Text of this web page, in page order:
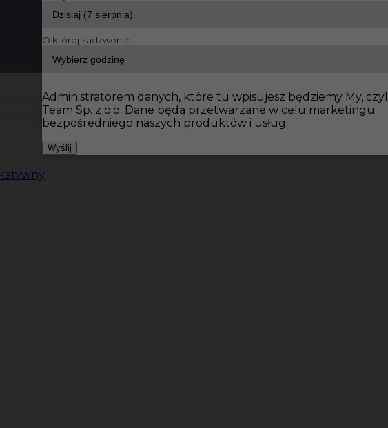
O której zadzwonić:
Administratorem danych, które tu wpisujesz będziemy My,
Team Sp. z o.o. Dane będą przetwarzane w celu marketingu
bezpośredniego naszych produktów i usług.
Wyślij